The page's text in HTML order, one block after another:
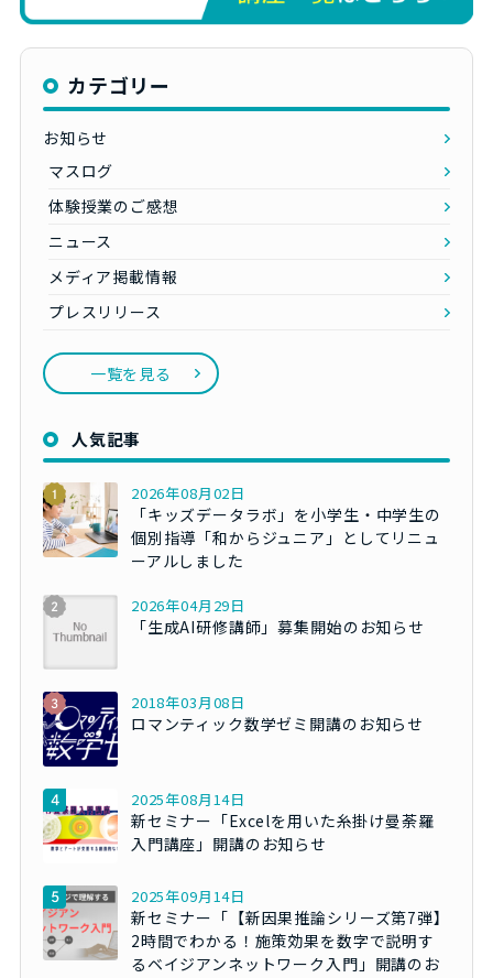
カテゴリー
お知らせ
マスログ
体験授業のご感想
ニュース
メディア掲載情報
プレスリリース
一覧を見る
人気記事
2026年08月02日
「キッズデータラボ」を小学生・中学生の
個別指導「和からジュニア」としてリニュ
ーアルしました
2026年04月29日
「生成AI研修講師」募集開始のお知らせ
2018年03月08日
ロマンティック数学ゼミ開講のお知らせ
2025年08月14日
新セミナー「Excelを用いた糸掛け曼荼羅
入門講座」開講のお知らせ
2025年09月14日
新セミナー「【新因果推論シリーズ第7弾】
2時間でわかる！施策効果を数字で説明す
るベイジアンネットワーク入門」開講のお